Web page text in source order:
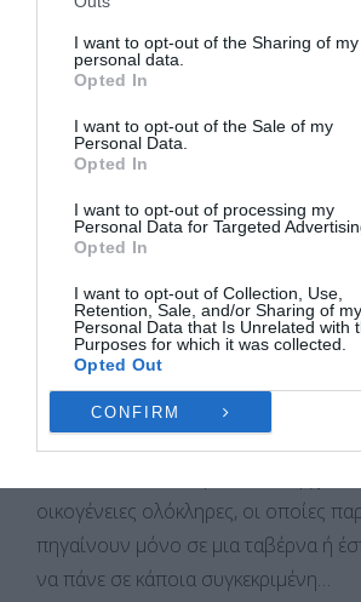
I want to opt-out of the Sharing of my
personal data.
Opted In
I want to opt-out of the Sale of my
Personal Data.
Opted In
I want to opt-out of processing my
Personal Data for Targeted
Opted In
I want to opt-out of Collection, Use,
Retention, Sale, and/or Sharing of my
Personal Data that Is Unrelated with
Purposes for which it was collected.
Opted Out
CONFIRM
ΠΡΟΒΟΛΉ
Πολιτική Cookies
του «Σωτήρη Χώτου-Ο
ταβέρνες και σουβλατζίδικα, δύο καφέ-
καλοκαίρι. Έχει δύο μανάβικα – ο
Πόντιος και όχι Βλάχος και
πως βρέθηκε εκεί, ένα φούρνο και
και είδη δώρων. Όπου και να φας
ανταγωνισμό. Παλιά θα έλεγες ότι
ανάμεσα στις ταβέρνες… μέχρι και με
βγήκαν κάποτε και πιάστηκαν στα
μια ιστορία ότι κάποτε κάποιοι
οικογένειες ολόκληρες, οι οποίες
πηγαίνουν μόνο σε μια ταβέρνα ή
να πάνε σε κάποια συγκεκριμένη…